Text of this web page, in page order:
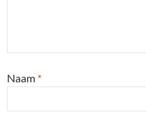
Naam *